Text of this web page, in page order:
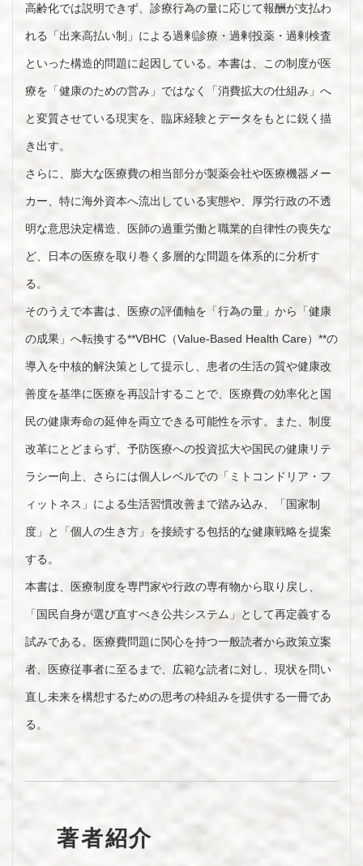
高齢化では説明できず、診療行為の量に応じて報酬が支払わ
れる「出来高払い制」による過剰診療・過剰投薬・過剰検査
といった構造的問題に起因している。本書は、この制度が医
療を「健康のための営み」ではなく「消費拡大の仕組み」へ
と変質させている現実を、臨床経験とデータをもとに鋭く描
き出す。
さらに、膨大な医療費の相当部分が製薬会社や医療機器メー
カー、特に海外資本へ流出している実態や、厚労行政の不透
明な意思決定構造、医師の過重労働と職業的自律性の喪失な
ど、日本の医療を取り巻く多層的な問題を体系的に分析す
る。
そのうえで本書は、医療の評価軸を「行為の量」から「健康
の成果」へ転換する**VBHC（Value-Based Health Care）**の
導入を中核的解決策として提示し、患者の生活の質や健康改
善度を基準に医療を再設計することで、医療費の効率化と国
民の健康寿命の延伸を両立できる可能性を示す。また、制度
改革にとどまらず、予防医療への投資拡大や国民の健康リテ
ラシー向上、さらには個人レベルでの「ミトコンドリア・フ
ィットネス」による生活習慣改善まで踏み込み、「国家制
度」と「個人の生き方」を接続する包括的な健康戦略を提案
する。
本書は、医療制度を専門家や行政の専有物から取り戻し、
「国民自身が選び直すべき公共システム」として再定義する
試みである。医療費問題に関心を持つ一般読者から政策立案
者、医療従事者に至るまで、広範な読者に対し、現状を問い
直し未来を構想するための思考の枠組みを提供する一冊であ
る。
著者紹介